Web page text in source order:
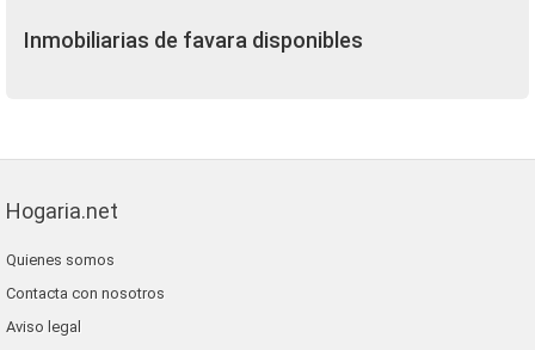
Inmobiliarias de favara disponibles
Hogaria.net
Quienes somos
Contacta con nosotros
Aviso legal